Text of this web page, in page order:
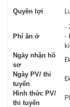
Quyền lợi
Phí ăn ở
-
-
Ngày nhận hồ
sơ
Ngày PV/ thi
tuyển
Hình thức PV/
thi tuyển